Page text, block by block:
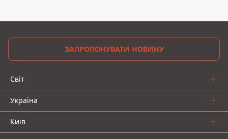
ЗАПРОПОНУВАТИ НОВИНУ
Світ
Україна
Київ